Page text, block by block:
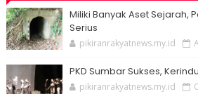
Miliki Banyak Aset Sejarah,
Serius
pikiranrakyatnews.my.id
PKD Sumbar Sukses,
pikiranrakyatnews.my.id